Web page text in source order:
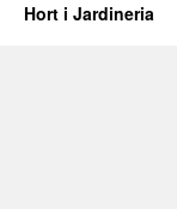
Hort i Jardineria